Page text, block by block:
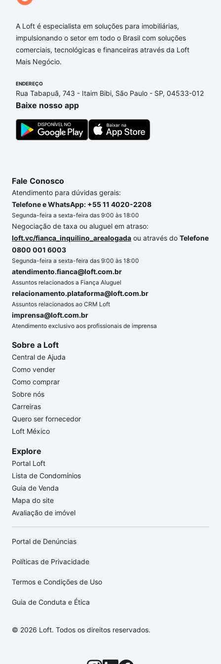
custam a partir de R$ 0 e com nossas opções de
financiamento imobiliário as parcelas podem se
adequar ao seu orçamento. Se ainda tem alguma
dúvida dos custos envolvidos no processo de
um apartamento
o imóvel dos seus sonhos com segurança e
conforto. Loft, com você até as chaves.
A Loft é especialista em soluções para imobiliárias,
impulsionando o setor em todo o Brasil com soluções
comerciais, tecnológicas e financeiras através da Loft
Mais Negócio.
ENDEREÇO
Rua Tabapuã, 743 - Itaim Bibi, São Paulo - SP, 04533-012
Baixe nosso app
Fale Conosco
Atendimento para dúvidas gerais:
Telefone e WhatsApp: +55 11 4020-2208
Segunda-feira a sexta-feira das 9:00 às 18:00
Negociação de taxa ou aluguel em atraso:
loft.vc/fianca_inquilino_arealogada ou através do Telefone
0800 001 6003
Segunda-feira a sexta-feira das 9:00 às 18:00
atendimento.fianca@loft.com.br
Assuntos relacionados a Fiança Aluguel
relacionamento.plataforma@loft.com.br
Assuntos relacionados ao CRM Loft
imprensa@loft.com.br
Atendimento exclusivo aos profissionais de imprensa
Sobre a Loft
Central de Ajuda
Como vender
Como comprar
Sobre nós
Carreiras
Quero ser fornecedor
Loft México
Explore
Portal Loft
Lista de Condomínios
Guia de Venda
Mapa do site
Avaliação de imóvel
Portal de Denúncias
Políticas de Privacidade
Termos e Condições de Uso
Guia de Conduta e Ética
© 2026 Loft. Todos os direitos reservados.